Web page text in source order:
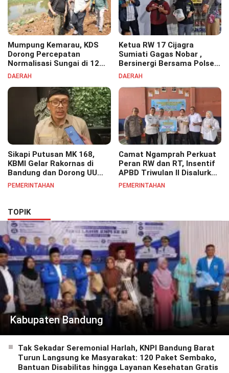
Mumpung Kemarau, KDS
Dorong Percepatan
Normalisasi Sungai di 12
Kecamatan Tekan Resiko
DAERAH
Ketua RW 17 Cijagra
Sumiati Gagas Nobar ,
Bersinergi Bersama Polsek
Bojongsoang Semarakkan
DAERAH
Sikapi Putusan MK 168,
KBMI Gelar Rakornas di
Bandung dan Dorong UU
Perlindungan Pekerja
PEMERINTAHAN
Camat Ngamprah Perkuat
Peran RW dan RT, Insentif
APBD Triwulan II Disalurkan
untuk Tingkatkan
PEMERINTAHAN
TOPIK
Kabupaten Bandung
Tak Sekadar Seremonial Harlah, KNPI Bandung Barat
Turun Langsung ke Masyarakat: 120 Paket Sembako,
Bantuan Disabilitas hingga Layanan Kesehatan Gratis